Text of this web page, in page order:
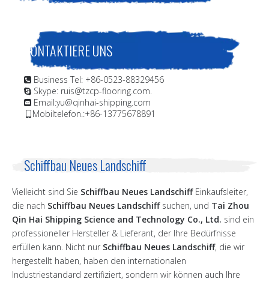
KONTAKTIERE UNS
 Business Tel: +86-0523-88329456
 Skype: ruis@tzcp-flooring.com.
 Email:yu@qinhai-shipping.com
Mobiltelefon.:+86-13775678891
Schiffbau Neues Landschiff
Vielleicht sind Sie Schiffbau Neues LandschiffEinkaufsleiter,
die nach Schiffbau Neues Landschiffsuchen, und Tai Zhou
Qin Hai Shipping Science and Technology Co., Ltd. sind ein
professioneller Hersteller & Lieferant, der Ihre Bedürfnisse
erfüllen kann. Nicht nur Schiffbau Neues Landschiff, die wir
hergestellt haben, haben den internationalen
Industriestandard zertifiziert, sondern wir können auch Ihre